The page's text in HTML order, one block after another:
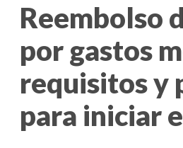
Reembolso
por gastos
requisitos y
para iniciar